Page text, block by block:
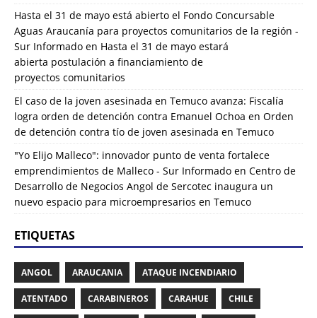
Hasta el 31 de mayo está abierto el Fondo Concursable
Aguas Araucanía para proyectos comunitarios de la región -
Sur Informado en Hasta el 31 de mayo estará
abierta postulación a financiamiento de
proyectos comunitarios
El caso de la joven asesinada en Temuco avanza: Fiscalía
logra orden de detención contra Emanuel Ochoa en Orden
de detención contra tío de joven asesinada en Temuco
"Yo Elijo Malleco": innovador punto de venta fortalece
emprendimientos de Malleco - Sur Informado en Centro de
Desarrollo de Negocios Angol de Sercotec inaugura un
nuevo espacio para microempresarios en Temuco
ETIQUETAS
ANGOL ARAUCANIA ATAQUE INCENDIARIO
ATENTADO CARABINEROS CARAHUE CHILE